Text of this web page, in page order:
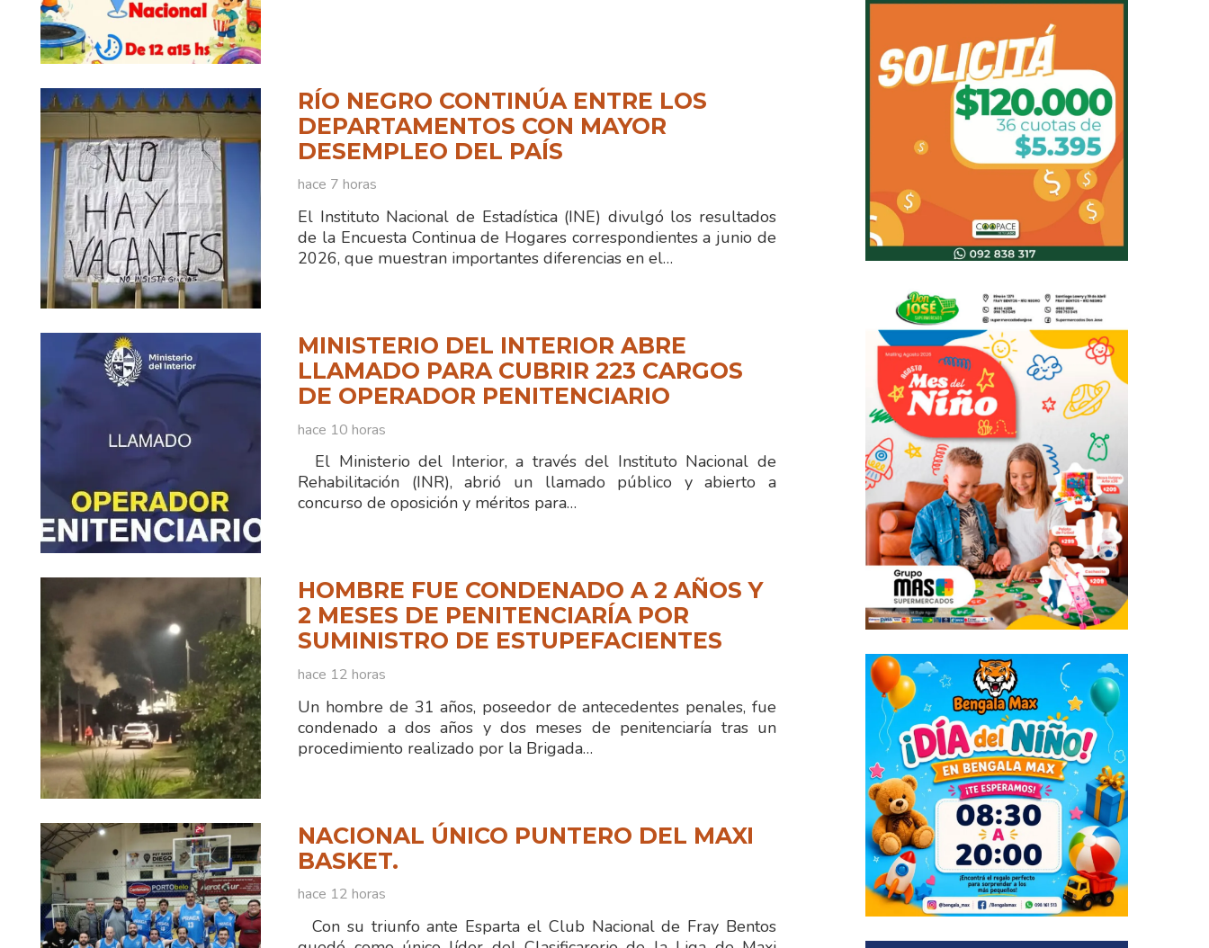
RÍO NEGRO CONTINÚA ENTRE LOS
DEPARTAMENTOS CON MAYOR
DESEMPLEO DEL PAÍS
hace 7 horas
El Instituto Nacional de Estadística (INE) divulgó los resultados
de la Encuesta Continua de Hogares correspondientes a junio de
2026, que muestran importantes diferencias en el…
MINISTERIO DEL INTERIOR ABRE
LLAMADO PARA CUBRIR 223 CARGOS
DE OPERADOR PENITENCIARIO
hace 10 horas
El Ministerio del Interior, a través del Instituto Nacional de
Rehabilitación (INR), abrió un llamado público y abierto a
concurso de oposición y méritos para…
HOMBRE FUE CONDENADO A 2 AÑOS Y
2 MESES DE PENITENCIARÍA POR
SUMINISTRO DE ESTUPEFACIENTES
hace 12 horas
Un hombre de 31 años, poseedor de antecedentes penales, fue
condenado a dos años y dos meses de penitenciaría tras un
procedimiento realizado por la Brigada…
NACIONAL ÚNICO PUNTERO DEL MAXI
BASKET.
hace 12 horas
Con su triunfo ante Esparta el Club Nacional de Fray Bentos